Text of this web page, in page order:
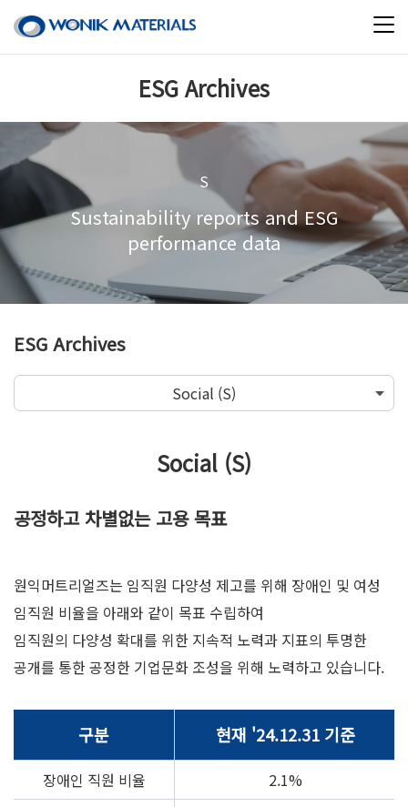
ESG Archives
S
Sustainability reports and ESG
performance data
ESG Archives
Social (S)
공정하고 차별없는 고용 목표
원익머트리얼즈는 임직원 다양성 제고를 위해 장애인 및 여성
임직원 비율을 아래와 같이 목표 수립하여
임직원의 다양성 확대를 위한 지속적 노력과 지표의 투명한
공개를 통한 공정한 기업문화 조성을 위해 노력하고 있습니다.
구분 현재 '24.12.31 기준
장애인 직원 비율
2.1%